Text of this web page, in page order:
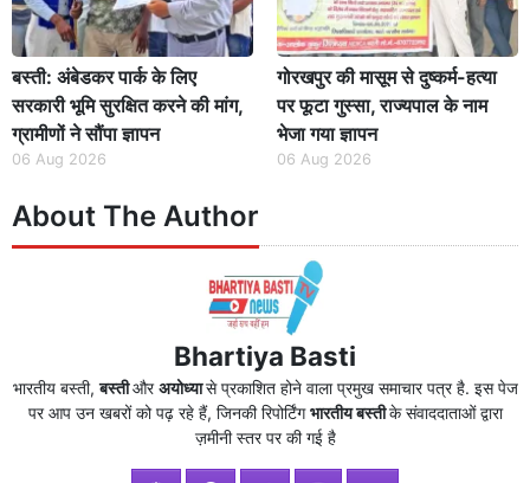
बस्ती: अंबेडकर पार्क के लिए
सरकारी भूमि सुरक्षित करने की मांग,
ग्रामीणों ने सौंपा ज्ञापन
06 Aug 2026
गोरखपुर की मासूम से दुष्कर्म-हत्या
पर फूटा गुस्सा, राज्यपाल के नाम
भेजा गया ज्ञापन
06 Aug 2026
About The Author
Bhartiya Basti
भारतीय बस्ती,बस्तीऔरअयोध्यासे प्रकाशित होने वाला प्रमुख समाचार पत्र है. इस पेज
पर आप उन खबरों को पढ़ रहे हैं, जिनकी रिपोर्टिंगभारतीय बस्तीके संवाददाताओं द्वारा
ज़मीनी स्तर पर की गई है